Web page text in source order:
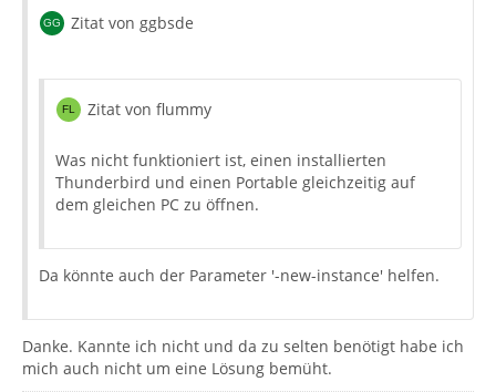
Zitat von ggbsde
Zitat von flummy
Was nicht funktioniert ist, einen installierten
Thunderbird und einen Portable gleichzeitig auf
dem gleichen PC zu öffnen.
Da könnte auch der Parameter '-new-instance' helfen.
Danke. Kannte ich nicht und da zu selten benötigt habe ich
mich auch nicht um eine Lösung bemüht.